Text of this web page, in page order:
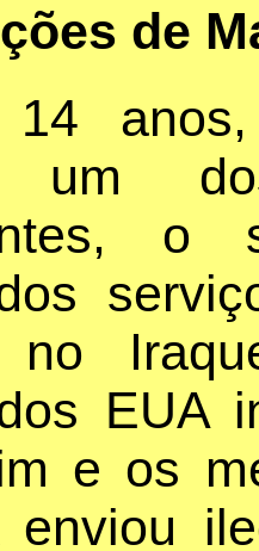
de
um
o
no
EUA
e os
enviou